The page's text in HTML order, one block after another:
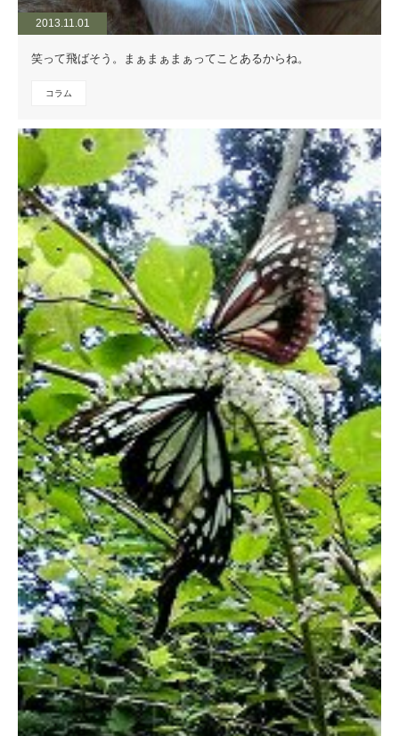
2013.11.01
笑って飛ばそう。まぁまぁまぁってことあるからね。
コラム